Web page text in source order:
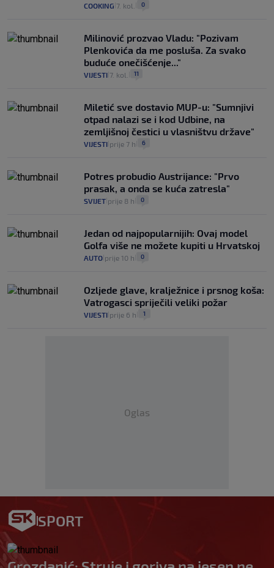
COOKING 7. kol. 0
Milinović prozvao Vladu: "Pozivam
Plenkovića da me posluša. Za svako
buduće onečišćenje..."
VIJESTI 7. kol. 11
Miletić sve dostavio MUP-u: "Sumnjivi
otpad nalazi se i kod Udbine, na
zemljišnoj čestici u vlasništvu države"
VIJESTI prije 7 h 6
Potres probudio Austrijance: "Prvo
prasak, a onda se kuća zatresla"
SVIJET prije 8 h 0
Jedan od najpopularnijih: Ovaj model
Golfa više ne možete kupiti u Hrvatskoj
AUTO prije 10 h 0
Ozljede glave, kralježnice i prsnog koša:
Vatrogasci spriječili veliki požar
VIJESTI prije 6 h 1
Oglas
SPORT